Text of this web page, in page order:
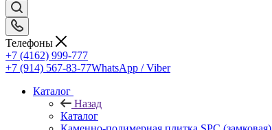
Телефоны
+7 (4162) 999-777
+7 (914) 567-83-77WhatsApp / Viber
Каталог
Назад
Каталог